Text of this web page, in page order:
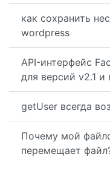
как сохранить
wordpress
API-интерфейс
для версий v2.1
getUser всегда
Почему мой
перемещает